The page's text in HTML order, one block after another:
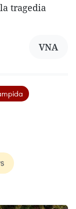
tragedia
VNA